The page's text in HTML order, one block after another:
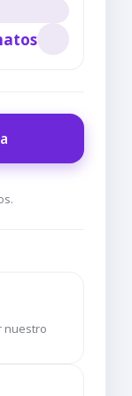
nuestro